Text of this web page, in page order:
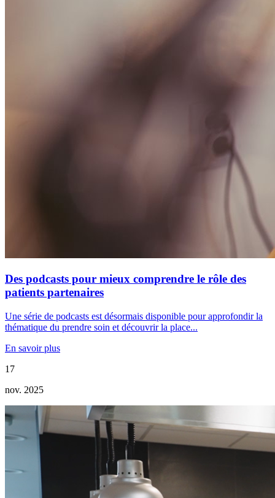
Des podcasts pour mieux comprendre le rôle des
patients partenaires
Une série de podcasts est désormais disponible pour approfondir la
thématique du prendre soin et découvrir la place...
En savoir plus
17
nov. 2025